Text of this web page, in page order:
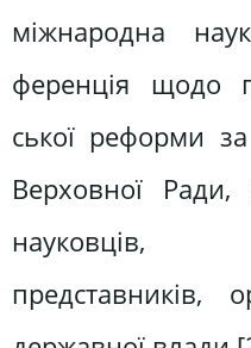
міжнародна
ференція щодо
ської реформи
Верховної Ради,
представників,